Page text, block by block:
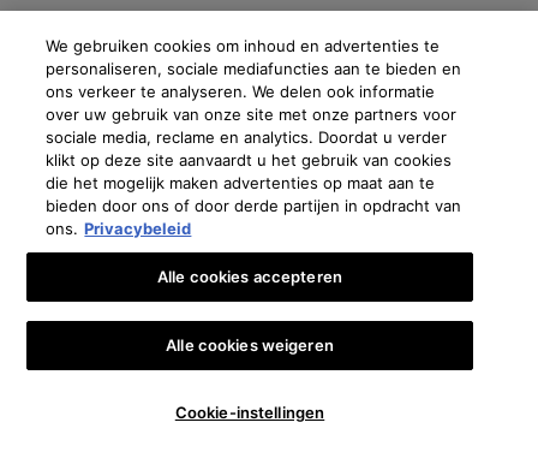
€ 180,00 ― IN WINKELMANDJE
We gebruiken cookies om inhoud en advertenties te
personaliseren, sociale mediafuncties aan te bieden en
ons verkeer te analyseren. We delen ook informatie
over uw gebruik van onze site met onze partners voor
sociale media, reclame en analytics. Doordat u verder
klikt op deze site aanvaardt u het gebruik van cookies
die het mogelijk maken advertenties op maat aan te
bieden door ons of door derde partijen in opdracht van
ons. Privacybeleid
Cookie-instellingen
Alle cookies weigeren
Alle cookies accepteren